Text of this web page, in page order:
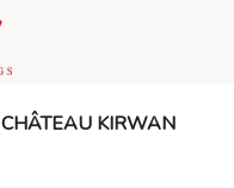
CHÂTEAU KIRWAN